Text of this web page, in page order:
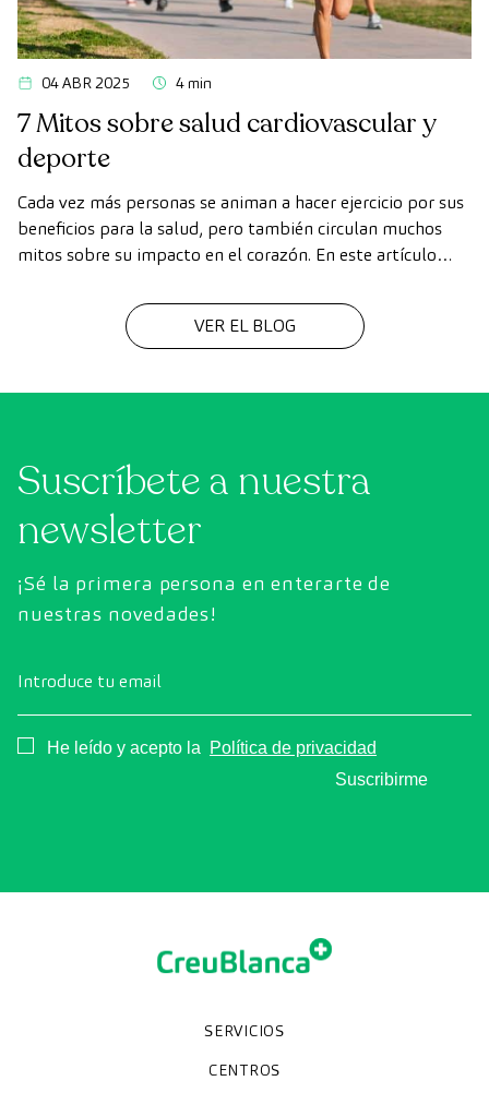
04 ABR 2025 4 min
7 Mitos sobre salud cardiovascular y
deporte
Cada vez más personas se animan a hacer ejercicio por sus
beneficios para la salud, pero también circulan muchos
mitos sobre su impacto en el corazón. En este artículo
practicar deporte de forma segura para cuidar la salud
cardiovascular.
VER EL BLOG
Suscríbete a nuestra
newsletter
¡Sé la primera persona en enterarte de
nuestras novedades!
Introduce tu email
Consentimiento
He leído y acepto la
Política de privacidad
Suscribirme
SERVICIOS
Especialidades
Diagnóstico por la imagen
Chequeos y revisiones médicas
Unidades especializadas
CENTROS